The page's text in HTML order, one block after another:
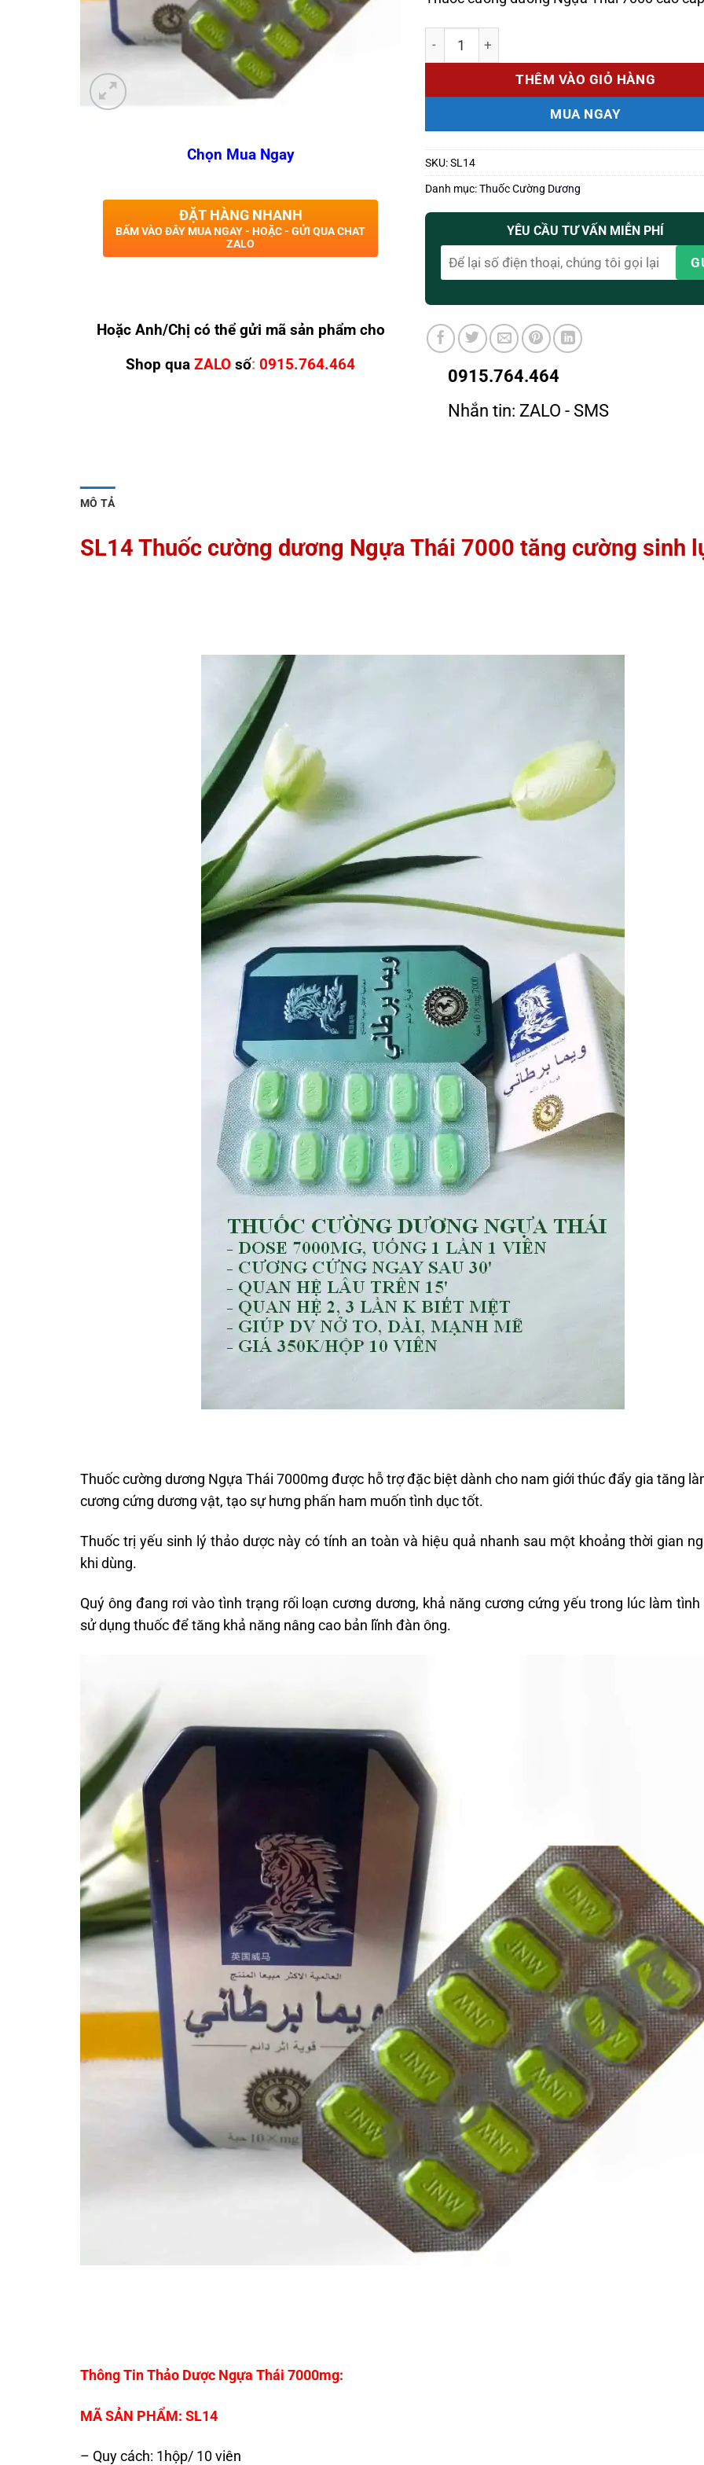
Chọn Mua Ngay
ĐẶT HÀNG NHANH
BẤM VÀO ĐÂY MUA NGAY - HOẶC - GỬI QUA CHAT
ZALO
Hoặc Anh/Chị có thể gửi mã sản phẩm cho
Shop qua ZALO số:0915.764.464
Số lượng
THÊM VÀO GIỎ HÀNG
MUA NGAY
SKU:SL14
Danh mục:Thuốc Cường Dương
YÊU CẦU TƯ VẤN MIỄN PHÍ
0915.764.464
Nhắn tin: ZALO - SMS
MÔ TẢ
SL14 Thuốc cường dương Ngựa Thái 7000 tăng cường sinh
Thuốc cường dương Ngựa Thái 7000mg được hỗ trợ đặc biệt dành cho nam giới thúc đẩy gia tăng
cương cứng dương vật, tạo sự hưng phấn ham muốn tình dục tốt.
Thuốc trị yếu sinh lý thảo dược này có tính an toàn và hiệu quả nhanh sau một khoảng thời gian
khi dùng.
Quý ông đang rơi vào tình trạng rối loạn cương dương, khả năng cương cứng yếu trong lúc làm tình
sử dụng thuốc để tăng khả năng nâng cao bản lĩnh đàn ông.
Thông Tin Thảo Dược Ngựa Thái 7000mg:
MÃ SẢN PHẨM: SL14
– Quy cách: 1hộp/ 10 viên